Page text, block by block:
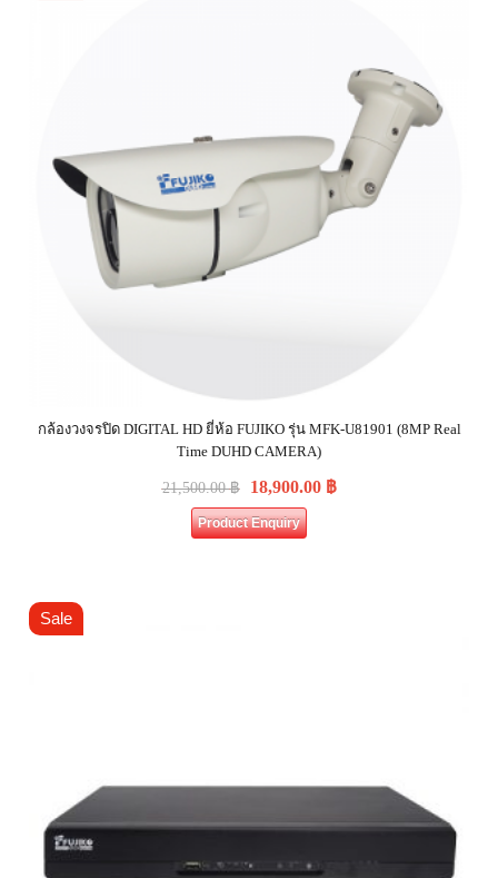
กล้องวงจรปิด DIGITAL HD ยี่ห้อ FUJIKO รุ่น MFK-U81901 (8MP Real
Time DUHD CAMERA)
21,500.00฿ 18,900.00 ฿
Product Enquiry
Sale